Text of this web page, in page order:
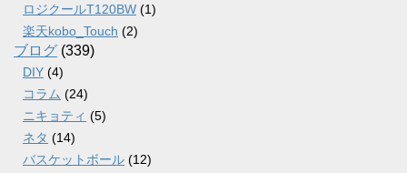
ロジクールT120BW (1)
楽天kobo_Touch (2)
ブログ (339)
DIY (4)
コラム (24)
ニキョティ (5)
ネタ (14)
バスケットボール (12)